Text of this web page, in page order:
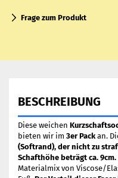
Frage zum Produkt
BESCHREIBUNG
Diese weichen
bieten wir im 3er Pack an.
(Softrand), der nicht zu
Schafthöhe beträgt ca. 9cm.
Materialmix von Viscose/